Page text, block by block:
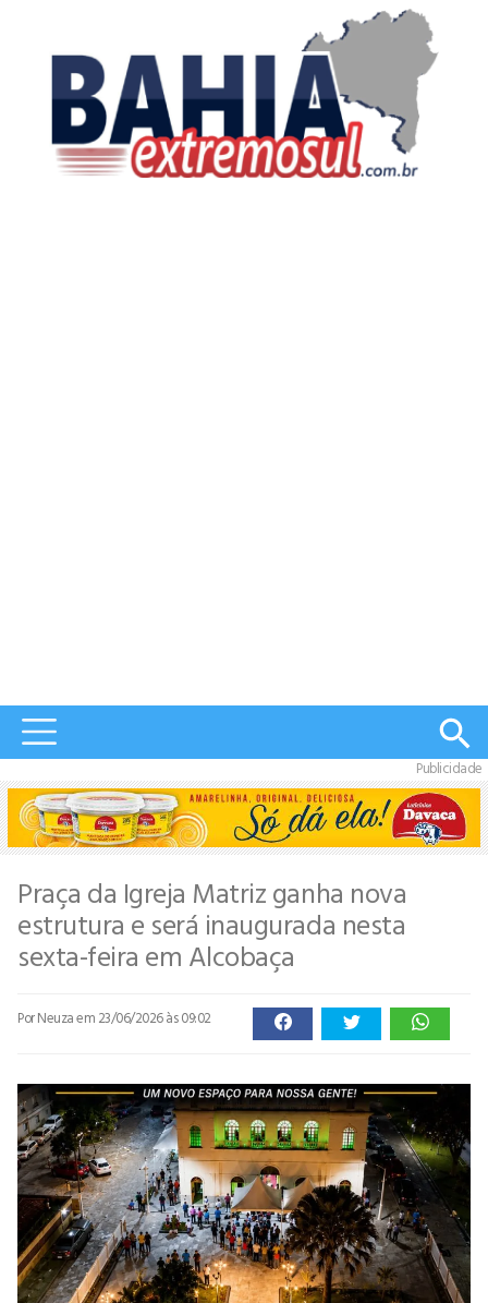
Publicidade
Praça da Igreja Matriz ganha nova
estrutura e será inaugurada nesta
sexta-feira em Alcobaça
Por Neuzaem 23/06/2026 às 09:02